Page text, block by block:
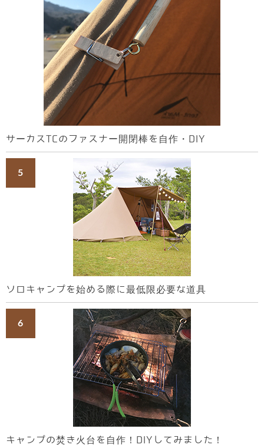
サーカスTCのファスナー開閉棒を自作・DIY
ソロキャンプを始める際に最低限必要な道具
キャンプの焚き火台を自作！DIYしてみました！